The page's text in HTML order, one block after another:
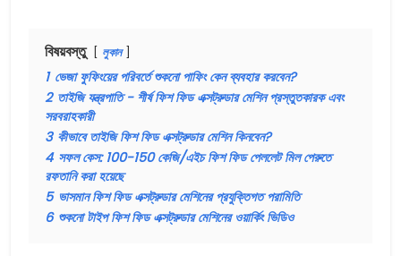
বিষয়বস্তু লুকান
1 ভেজা ফুফিংয়ের পরিবর্তে শুকনো পাফিং কেন ব্যবহার করবেন?
2 তাইজি যন্ত্রপাতি - শীর্ষ ফিশ ফিড এক্সট্রুডার মেশিন প্রস্তুতকারক এবং
সরবরাহকারী
3 কীভাবে তাইজি ফিশ ফিড এক্সট্রুডার মেশিন কিনবেন?
4 সফল কেস: 100-150 কেজি/এইচ ফিশ ফিড পেললেট মিল পেরুতে
রফতানি করা হয়েছে
5 ভাসমান ফিশ ফিড এক্সট্রুডার মেশিনের প্রযুক্তিগত পরামিতি
6 শুকনো টাইপ ফিশ ফিড এক্সট্রুডার মেশিনের ওয়ার্কিং ভিডিও